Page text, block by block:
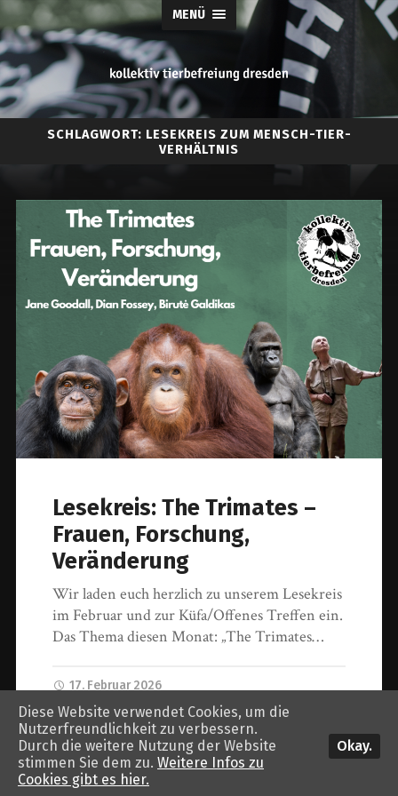
MENÜ
tierbefreiung
dresden
SCHLAGWORT: LESEKREIS ZUM MENSCH-TIER-
VERHÄLTNIS
Lesekreis: The Trimates –
Frauen, Forschung,
Veränderung
Wir laden euch herzlich zu unserem Lesekreis
im Februar und zur Küfa/Offenes Treffen ein.
Das Thema diesen Monat: „The Trimates…
17. Februar 2026
© 2026tierbefreiung dresden. Theme von
Diese Website verwendet Cookies, um die
Nutzerfreundlichkeit zu verbessern.
Durch die weitere Nutzung der Website
stimmen Sie dem zu. Weitere Infos zu
Cookies gibt es hier.
Okay.